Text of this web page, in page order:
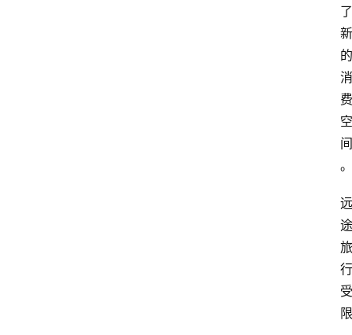
了
新
的
消
费
空
间
。
远
途
旅
行
受
限